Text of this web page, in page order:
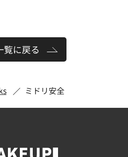
覧に戻る
ミドリ安全